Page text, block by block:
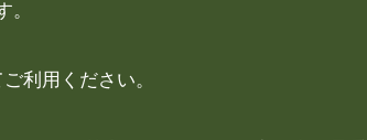
利用ください。